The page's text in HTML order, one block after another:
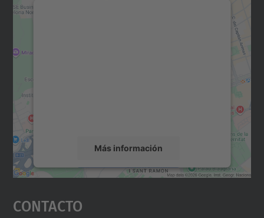
Más información
Aceptar
powered by
Contacto